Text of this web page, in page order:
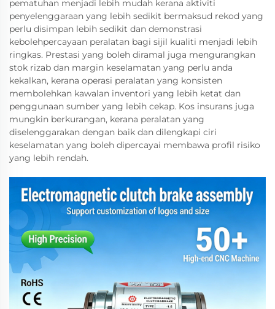
pematuhan menjadi lebih mudah kerana aktiviti
penyelenggaraan yang lebih sedikit bermaksud rekod yang
perlu disimpan lebih sedikit dan demonstrasi
kebolehpercayaan peralatan bagi sijil kualiti menjadi lebih
ringkas. Prestasi yang boleh diramal juga mengurangkan
stok rizab dan margin keselamatan yang perlu anda
kekalkan, kerana operasi peralatan yang konsisten
membolehkan kawalan inventori yang lebih ketat dan
penggunaan sumber yang lebih cekap. Kos insurans juga
mungkin berkurangan, kerana peralatan yang
diselenggarakan dengan baik dan dilengkapi ciri
keselamatan yang boleh dipercayai membawa profil risiko
yang lebih rendah.